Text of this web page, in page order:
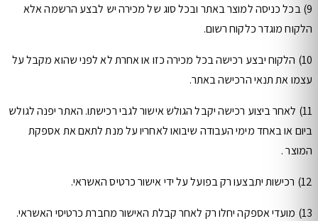
9) בכל כניסה למוצר באתר ובכל סוג של מכירה יש לבצע הרשמה אלא
הלקוח מוגדר כלקוח רשום.
10) הלקוח יבצע רכישה בכל מכירה כזו או אחרת לא לפני שהוא מקבל על
עצמו את תנאי הרכישה באתר.
11) לאחר ביצוע רכישה יקבל הגולש אישור לגבי רכישתו. האתר יפנה לגולש
ביום או באחד מימי העבודה שיבואו לאחריו על מנת לתאם את אספקת
המוצר .
12) רכישות יתבצעו רק בפועל על ידי אישור כרטיס האשראי.
13) מועדי אספקה יחלו רק לאחר קבלת האישור מחברת כרטיסי האשראי.